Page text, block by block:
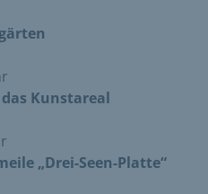
Kunstareal
„Drei-Seen-Platte“